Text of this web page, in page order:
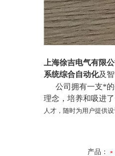
上海徐吉电气有限
系统综合自动化及
公司拥有一支*的
理念，培养和吸进
人才，随时为用户提供
产品：